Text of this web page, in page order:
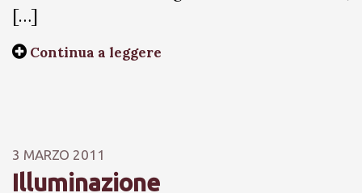
[…]
Continua a leggere
3 MARZO 2011
Illuminazione